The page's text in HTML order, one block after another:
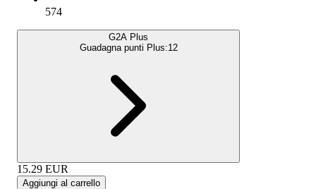
574
G2A Plus
Guadagna punti Plus:12
15.29 EUR
Aggiungi al carrello